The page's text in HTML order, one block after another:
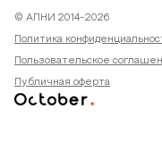
© АПНИ 2014-2026
Политика
Пользовательское
Публичная оферта